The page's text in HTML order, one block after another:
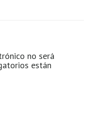
no será
están